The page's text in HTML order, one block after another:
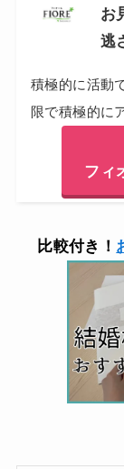
お
逃
積極的に活動
限で積極的に
フィ
比較付き！